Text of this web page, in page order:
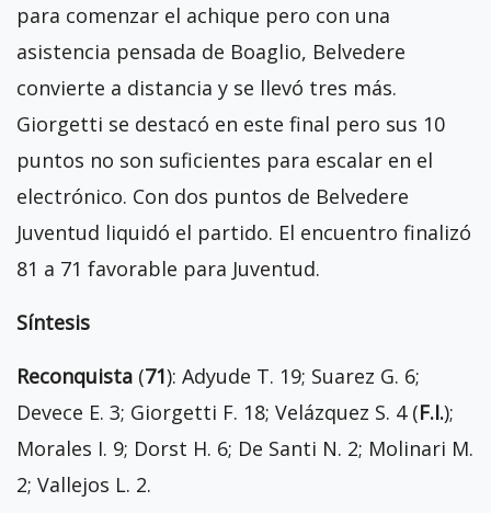
para comenzar el achique pero con una
asistencia pensada de Boaglio, Belvedere
convierte a distancia y se llevó tres más.
Giorgetti se destacó en este final pero sus 10
puntos no son suficientes para escalar en el
electrónico. Con dos puntos de Belvedere
Juventud liquidó el partido. El encuentro finalizó
81 a 71 favorable para Juventud.
Síntesis
Reconquista (71): Adyude T. 19; Suarez G. 6;
Devece E. 3; Giorgetti F. 18; Velázquez S. 4 (F.I.);
Morales I. 9; Dorst H. 6; De Santi N. 2; Molinari M.
2; Vallejos L. 2.